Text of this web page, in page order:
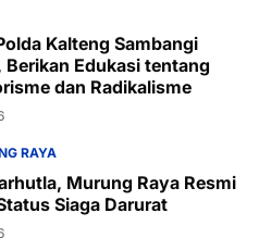
Kalteng Sambangi
Berikan Edukasi tentang
dan Radikalisme
RAYA
Murung Raya Resmi
Siaga Darurat